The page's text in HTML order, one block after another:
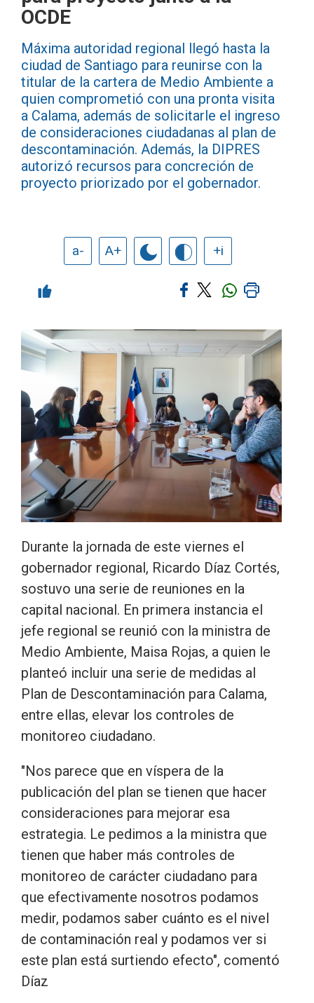
OCDE
Máxima autoridad regional llegó hasta la
ciudad de Santiago para reunirse con la
titular de la cartera de Medio Ambiente a
quien comprometió con una pronta visita
a Calama, además de solicitarle el ingreso
de consideraciones ciudadanas al plan de
descontaminación. Además, la DIPRES
autorizó recursos para concreción de
proyecto priorizado por el gobernador.
a- A+ +i
Durante la jornada de este viernes el
gobernador regional, Ricardo Díaz Cortés,
sostuvo una serie de reuniones en la
capital nacional. En primera instancia el
jefe regional se reunió con la ministra de
Medio Ambiente, Maisa Rojas, a quien le
planteó incluir una serie de medidas al
Plan de Descontaminación para Calama,
entre ellas, elevar los controles de
monitoreo ciudadano.
"Nos parece que en víspera de la
publicación del plan se tienen que hacer
consideraciones para mejorar esa
estrategia. Le pedimos a la ministra que
tienen que haber más controles de
monitoreo de carácter ciudadano para
que efectivamente nosotros podamos
medir, podamos saber cuánto es el nivel
de contaminación real y podamos ver si
este plan está surtiendo efecto", comentó
Díaz